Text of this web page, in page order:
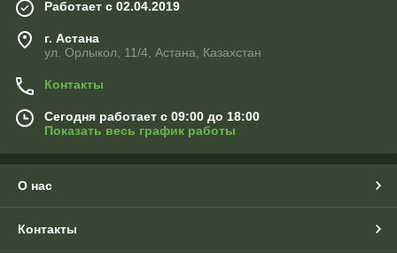
Работает с 02.04.2019
г. Астана
ул. Орлыкол, 11/4, Астана, Казахстан
Контакты
Сегодня работает с 09:00 до 18:00
Показать весь график работы
О нас
Контакты